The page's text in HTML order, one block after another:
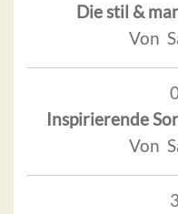
Die stil &
Von
Inspirierende
Von